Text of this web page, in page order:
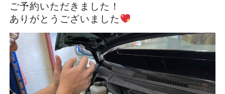
ご予約いただきました！
ありがとうございました